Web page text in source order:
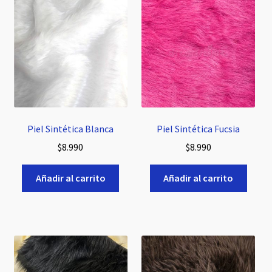
Bistrech
el
menú
hijo
Plush Liso
Piel Sintética
Latex
Crea Cruda
Lycra
Malla Elasticada
Piel Sintética Blanca
$8.990
Añadir al carrito
Piel Sintética Fucsia
$8.990
Añadir al carrito